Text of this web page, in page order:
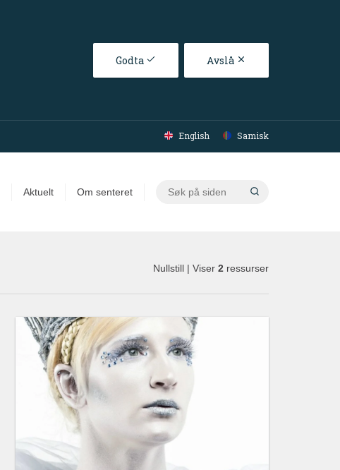
Godta Avslå
English Samisk
Aktuelt Om senteret
Søk
Nullstill | Viser2 ressurser